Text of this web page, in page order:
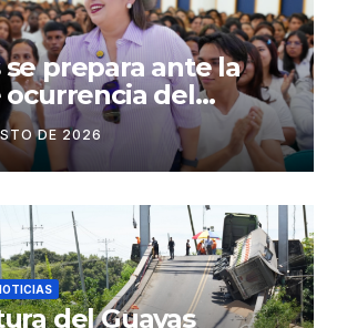
se prepara ante la
ocurrencia del
de El Niño:
Nacional capacita a
DE 2026
del Guayas